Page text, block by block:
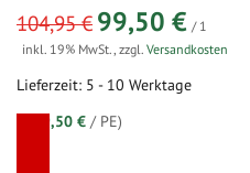
sonderangebot
104,95 € 99,50 € / 1
inkl. 19% MwSt., zzgl. Versandkosten
Lieferzeit: 5 - 10 Werktage
99,50 € / PE)